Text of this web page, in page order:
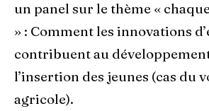
un panel sur le thème «
» : Comment les innovations
contribuent au
l’insertion des jeunes (cas du
agricole).